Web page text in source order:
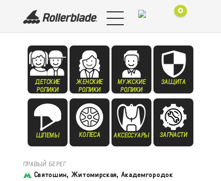
0
ДЕТСКИЕ
РОЛИКИ
ЖЕНСКИЕ
РОЛИКИ
МУЖСКИЕ
РОЛИКИ
ЗАЩИТА
ШЛЕМЫ КОЛЕСА АКСЕССУАРЫ ЗАПЧАСТИ
ПРАВЫЙ БЕРЕГ
Святошин, Житомирская, Академгородок